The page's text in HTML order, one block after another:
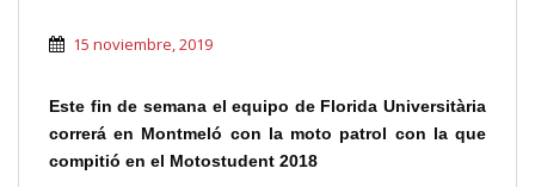
15 noviembre, 2019
Este fin de semana el equipo de Florida Universitària
correrá en Montmeló con la moto patrol con la que
compitió en el Motostudent 2018